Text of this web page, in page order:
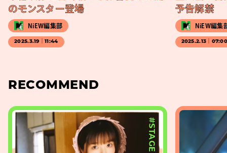
のモンスター登場
NiEW編集部
2025.3.19｜11:44
予告解禁
NiEW編集
2025.2.13｜
RECOMMEND
#STAGE